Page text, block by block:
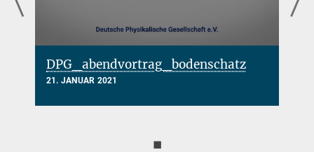
DPG_abendvortrag_bodenschatz
21. JANUAR 2021
◼